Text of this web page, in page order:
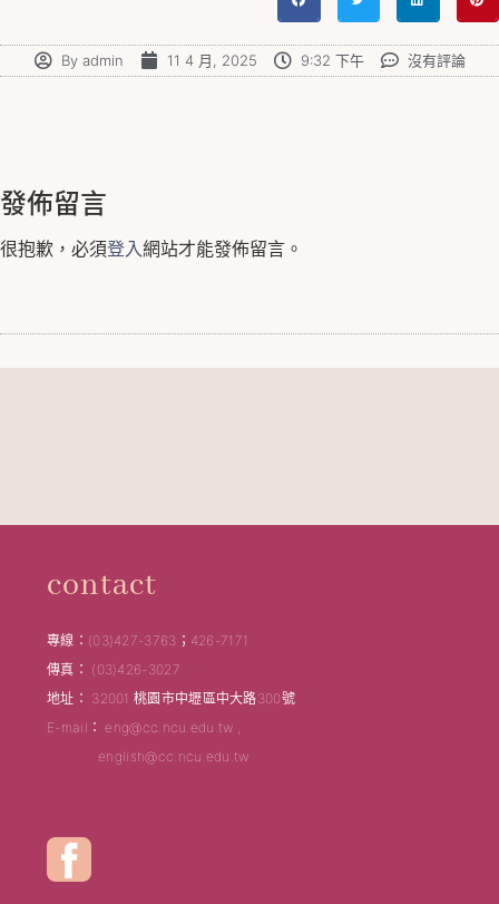
Byadmin 11 4 月, 2025 9:32 下午 沒有評論
發佈留言
很抱歉，必須登入網站才能發佈留言。
contact
專線：(03)427-3763；426-7171
傳真： (03)426-3027
地址： 32001 桃園市中壢區中大路300號
E-mail： eng@cc.ncu.edu.tw ,
english@cc.ncu.edu.tw